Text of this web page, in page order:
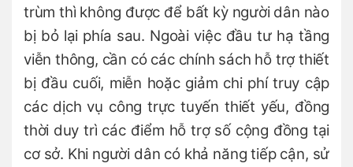
trùm thì không được để bất kỳ người dân nào
bị bỏ lại phía sau. Ngoài việc đầu tư hạ tầng
viễn thông, cần có các chính sách hỗ trợ thiết
bị đầu cuối, miễn hoặc giảm chi phí truy cập
các dịch vụ công trực tuyến thiết yếu, đồng
thời duy trì các điểm hỗ trợ số cộng đồng tại
cơ sở. Khi người dân có khả năng tiếp cận, sử